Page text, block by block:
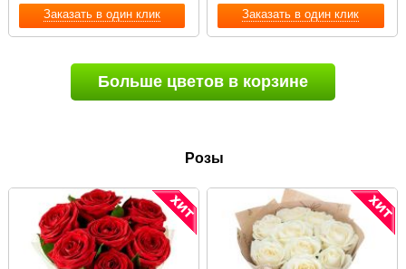
Заказать в один клик Заказать в один клик
Больше цветов в корзине
Розы